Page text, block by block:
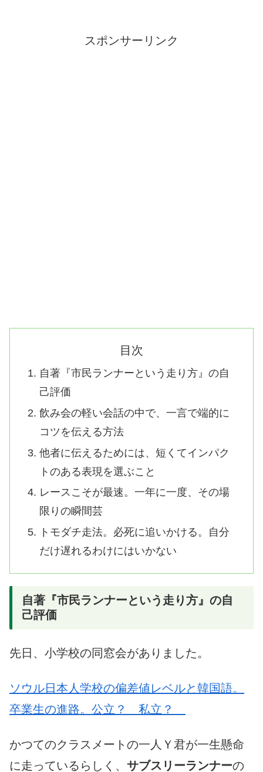
スポンサーリンク
目次
自著『市民ランナーという走り方』の自
己評価
飲み会の軽い会話の中で、一言で端的に
コツを伝える方法
他者に伝えるためには、短くてインパク
トのある表現を選ぶこと
レースこそが最速。一年に一度、その場
限りの瞬間芸
トモダチ走法。必死に追いかける。自分
だけ遅れるわけにはいかない
自著『市民ランナーという走り方』の自
己評価
先日、小学校の同窓会がありました。
ソウル日本人学校の偏差値レベルと韓国語。
卒業生の進路。公立？ 私立？
かつてのクラスメートの一人Ｙ君が一生懸命
に走っているらしく、 サブスリーランナーの